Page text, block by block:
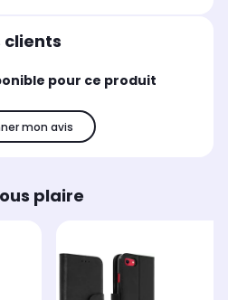
clients
pour ce produit
mon avis
plaire